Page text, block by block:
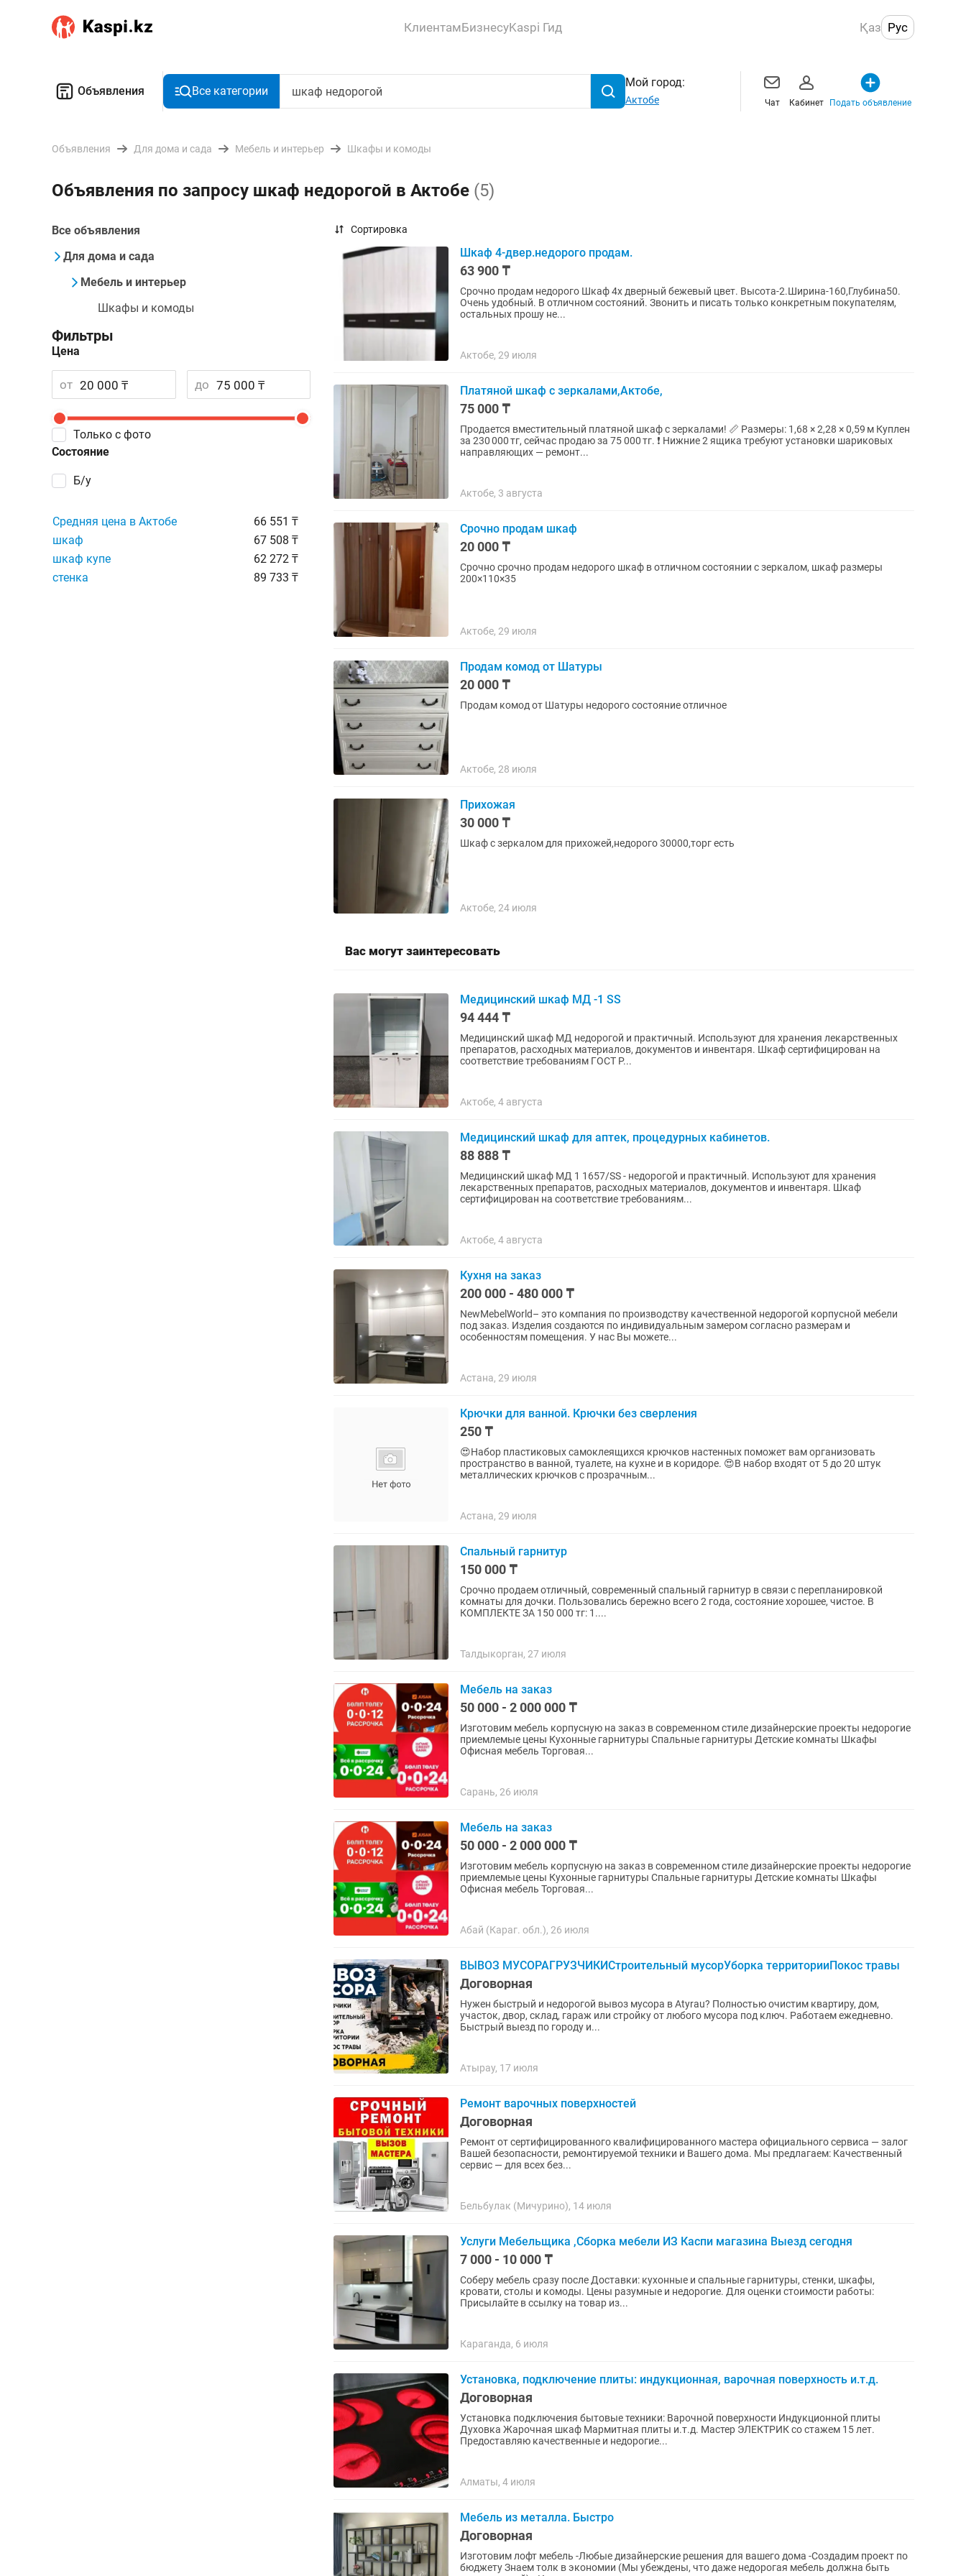
КлиентамБизнесуKaspi Гид Қаз Рус
Объявления Все категории
Мой город:
Актобе Чат Кабинет Подать объявление
Объявления Для дома и сада Мебель и интерьер Шкафы и комоды
Объявления по запросу шкаф недорогой в Актобе (5)
Все объявления
Для дома и сада
Мебель и интерьер
Шкафы и комоды
Фильтры
Цена
от до
Состояние
Б/у
Только с фото
Средняя цена в Актобе
66 551 ₸
шкаф
67 508 ₸
шкаф купе
62 272 ₸
стенка
89 733 ₸
Сортировка
Шкаф 4-двер.недорого продам.
63 900 ₸
Срочно продам недорого Шкаф 4х дверный бежевый цвет. Высота-2.Ширина-160,Глубина50.
Очень удобный. В отличном состояний. Звонить и писать только конкретным покупателям,
остальных прошу не...
Актобе, 29 июля
Платяной шкаф с зеркалами,Актобе,
75 000 ₸
Продается вместительный платяной шкаф с зеркалами! 📏 Размеры: 1,68 × 2,28 × 0,59 м Куплен
за 230 000 тг, сейчас продаю за 75 000 тг. ❗ Нижние 2 ящика требуют установки шариковых
направляющих — ремонт...
Актобе, 3 августа
Срочно продам шкаф
20 000 ₸
Срочно срочно продам недорого шкаф в отличном состоянии с зеркалом, шкаф размеры
200×110×35
Актобе, 29 июля
Продам комод от Шатуры
20 000 ₸
Продам комод от Шатуры недорого состояние отличное
Актобе, 28 июля
Прихожая
30 000 ₸
Шкаф с зеркалом для прихожей,недорого 30000,торг есть
Актобе, 24 июля
Вас могут заинтересовать
Медицинский шкаф МД -1 SS
94 444 ₸
Медицинский шкаф МД недорогой и практичный. Используют для хранения лекарственных
препаратов, расходных материалов, документов и инвентаря. Шкаф сертифицирован на
соответствие требованиям ГОСТ Р...
Актобе, 4 августа
Медицинский шкаф для аптек, процедурных кабинетов.
88 888 ₸
Медицинский шкаф МД 1 1657/SS - недорогой и практичный. Используют для хранения
лекарственных препаратов, расходных материалов, документов и инвентаря. Шкаф
сертифицирован на соответствие требованиям...
Актобе, 4 августа
Кухня на заказ
200 000 - 480 000 ₸
NewMebelWorld– это компания по производству качественной недорогой корпусной мебели
под заказ. Изделия создаются по индивидуальным замером согласно размерам и
особенностям помещения. У нас Вы можете...
Астана, 29 июля
Крючки для ванной. Крючки без сверления
250 ₸
😍Набор пластиковых самоклеящихся крючков настенных поможет вам организовать
пространство в ванной, туалете, на кухне и в коридоре. 😍В набор входят от 5 до 20 штук
металлических крючков с прозрачным...
Астана, 29 июля
Спальный гарнитур
150 000 ₸
Срочно продаем отличный, современный спальный гарнитур в связи с перепланировкой
комнаты для дочки. Пользовались бережно всего 2 года, состояние хорошее, чистое. В
КОМПЛЕКТЕ ЗА 150 000 тг: 1....
Талдыкорган, 27 июля
Мебель на заказ
50 000 - 2 000 000 ₸
Изготовим мебель корпусную на заказ в современном стиле дизайнерские проекты недорогие
приемлемые цены Кухонные гарнитуры Спальные гарнитуры Детские комнаты Шкафы
Офисная мебель Торговая...
Сарань, 26 июля
Мебель на заказ
50 000 - 2 000 000 ₸
Изготовим мебель корпусную на заказ в современном стиле дизайнерские проекты недорогие
приемлемые цены Кухонные гарнитуры Спальные гарнитуры Детские комнаты Шкафы
Офисная мебель Торговая...
Абай (Караг. обл.), 26 июля
ВЫВОЗ МУСОРАГРУЗЧИКИСтроительный мусорУборка территорииПокос травы
Договорная
Нужен быстрый и недорогой вывоз мусора в Atyrau? Полностью очистим квартиру, дом,
участок, двор, склад, гараж или стройку от любого мусора под ключ. Работаем ежедневно.
Быстрый выезд по городу и...
Атырау, 17 июля
Ремонт варочных поверхностей
Договорная
Ремонт от сертифицированного квалифицированного мастера официального сервиса ― залог
Вашей безопасности, ремонтируемой техники и Вашего дома. Мы предлагаем: Качественный
сервис ― для всех без...
Бельбулак (Мичурино), 14 июля
Услуги Мебельщика ,Сборка мебели ИЗ Каспи магазина Выезд сегодня
7 000 - 10 000 ₸
Соберу мебель сразу после Доставки: кухонные и спальные гарнитуры, стенки, шкафы,
кровати, столы и комоды. Цены разумные и недорогие. Для оценки стоимости работы:
Присылайте в ссылку на товар из...
Караганда, 6 июля
Установка, подключение плиты: индукционная, варочная поверхность и.т.д.
Договорная
Установка подключения бытовые техники: Варочной поверхности Индукционной плиты
Духовка Жарочная шкаф Мармитная плиты и.т.д. Мастер ЭЛЕКТРИК со стажем 15 лет.
Предоставляю качественные и недорогие...
Алматы, 4 июля
Мебель из металла. Быстро
Договорная
Изготовим лофт мебель -Любые дизайнерские решения для вашего дома -Создадим проект по
бюджету Знаем толк в экономии (Мы убеждены, что даже недорогая мебель должна быть